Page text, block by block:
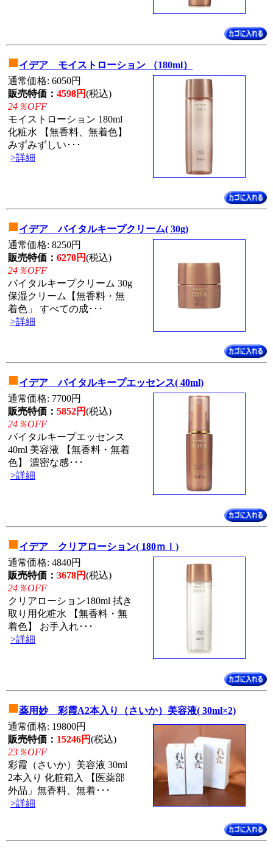
■イデア モイストローション （180ml）
通常価格: 6050円
販売特価： 4598円(税込)
24％OFF
モイストローション 180ml
化粧水 【無香料、無着色】
みずみずしい･･･
>詳細
■イデア バイタルキープクリーム( 30g)
通常価格: 8250円
販売特価： 6270円(税込)
24％OFF
バイタルキープクリーム 30g
保湿クリーム【無香料・無
着色」 すべての成･･･
>詳細
■イデア バイタルキープエッセンス( 40ml)
通常価格: 7700円
販売特価： 5852円(税込)
24％OFF
バイタルキープエッセンス
40ml 美容液 【無香料・無着
色】 濃密な感･･･
>詳細
■イデア クリアローション( 180ｍｌ)
通常価格: 4840円
販売特価： 3678円(税込)
24％OFF
クリアローション180ml 拭き
取り用化粧水 【無香料・無
着色】 お手入れ･･･
>詳細
■薬用妙 彩霞A2本入り（さいか）美容液( 30ml×2)
通常価格: 19800円
販売特価： 15246円(税込)
23％OFF
彩霞（さいか）美容液 30ml
2本入り 化粧箱入 【医薬部
外品」無香料、無着･･･
>詳細